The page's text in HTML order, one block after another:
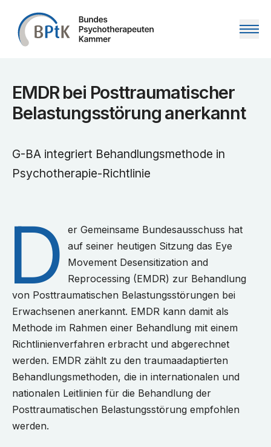
Zum Inhalt springen
EMDR bei Posttraumatischer
Belastungsstörung anerkannt
G-BA integriert Behandlungsmethode in
Psychotherapie-Richtlinie
D
er Gemeinsame Bundesausschuss hat
auf seiner heutigen Sitzung das Eye
Movement Desensitization and
Reprocessing (EMDR) zur Behandlung
von Posttraumatischen Belastungsstörungen bei
Erwachsenen anerkannt. EMDR kann damit als
Methode im Rahmen einer Behandlung mit einem
Richtlinienverfahren erbracht und abgerechnet
werden. EMDR zählt zu den traumaadaptierten
Behandlungsmethoden, die in internationalen und
nationalen Leitlinien für die Behandlung der
Posttraumatischen Belastungsstörung empfohlen
werden.